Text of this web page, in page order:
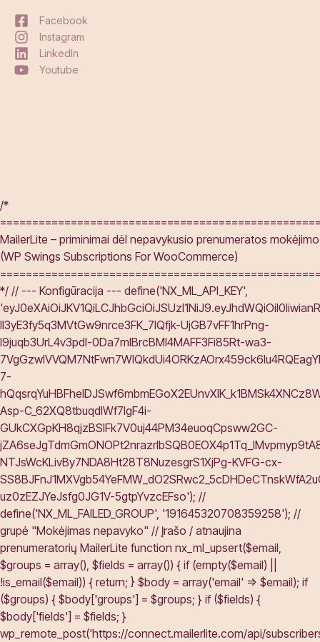
Facebook
Instagram
LinkedIn
Youtube
/*
MailerLite – priminimai dėl nepavykusio prenumeratos mokėjimo
(WP Swings Subscriptions For WooCommerce)
*/ // --- Konfigūracija --- define('NX_ML_API_KEY',
Il3yE3fy5q3MVtGw9nrce3FK_7lQfjk-UjGB7vFF1hrPng-
I9juqb3UrL4v3pdl-0Da7mlBrcBMI4MAFF3Fi85Rt-wa3-
7-
Asp-C_62XQ8tbuqdIWf7lgF4i-
GUkCXGpKH8qjzBSIFk7V0uj44PM34euoqCpsww2GC-
NTJsWcKLivBy7NDA8Ht28T8NuzesgrS1XjPg-KVFG-cx-
uz0zEZJYeJsfg0JG1V-5gtpYvzcEFso'); //
define('NX_ML_FAILED_GROUP', '191645320708359258'); //
grupė "Mokėjimas nepavyko" // Įrašo / atnaujina
prenumeratorių MailerLite function nx_ml_upsert($email,
$groups = array(), $fields = array()) { if (empty($email) ||
!is_email($email)) { return; } $body = array('email' => $email); if
($groups) { $body['groups'] = $groups; } if ($fields) {
$body['fields'] = $fields; }
wp_remote_post('https://connect.mailerlite.com/api/